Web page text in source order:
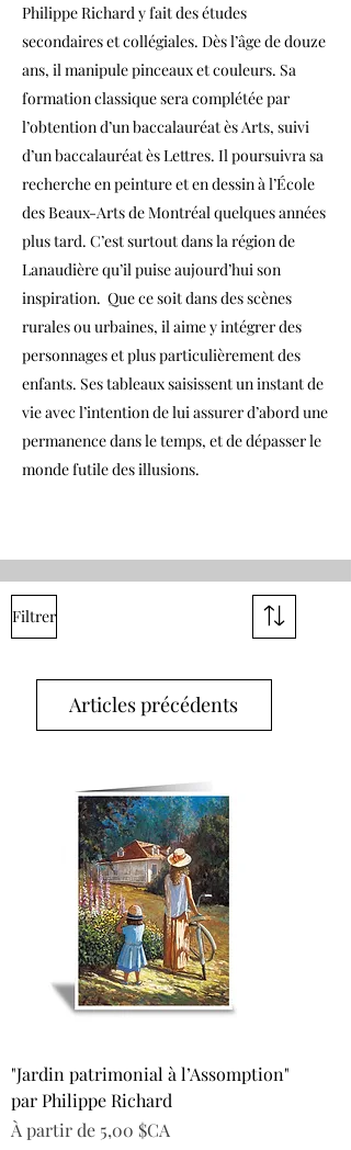
Philippe Richard y fait des études
secondaires et collégiales. Dès l’âge de douze
ans, il manipule pinceaux et couleurs. Sa
formation classique sera complétée par
l’obtention d’un baccalauréat ès Arts, suivi
d’un baccalauréat ès Lettres. Il poursuivra sa
recherche en peinture et en dessin à l’École
des Beaux-Arts de Montréal quelques années
plus tard. C’est surtout dans la région de
Lanaudière qu’il puise aujourd’hui son
inspiration. Que ce soit dans des scènes
rurales ou urbaines, il aime y intégrer des
personnages et plus particulièrement des
enfants. Ses tableaux saisissent un instant de
vie avec l’intention de lui assurer d’abord une
permanence dans le temps, et de dépasser le
monde futile des illusions.
Filtrer
Articles précédents
"Jardin patrimonial à l’Assomption"
par Philippe Richard
À partir de 5,00 $CA
Prix promotionnel